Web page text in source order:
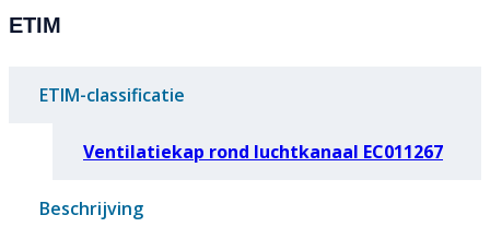
ETIM
ETIM-classificatie
Ventilatiekap rond luchtkanaal EC011267
Beschrijving